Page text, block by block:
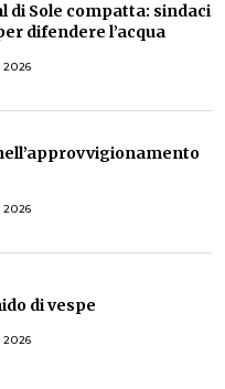
di Sole compatta: sindaci
difendere l’acqua
di vespe